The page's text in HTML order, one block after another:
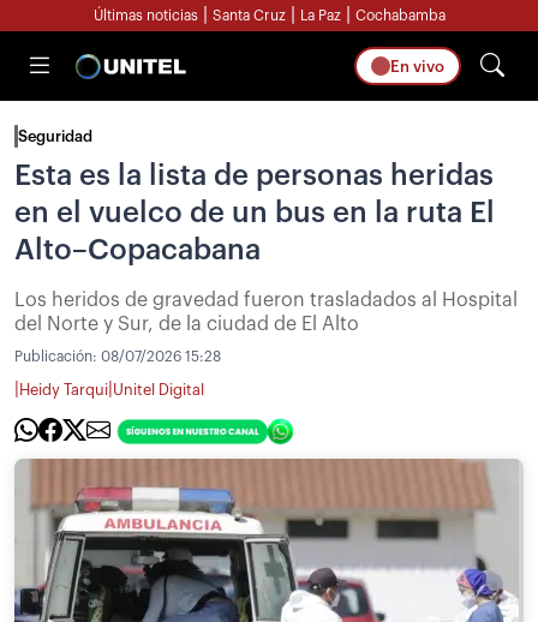
Últimas noticias Santa Cruz La Paz Cochabamba
En vivo
Seguridad
Esta es la lista de personas heridas
en el vuelco de un bus en la ruta El
Alto–Copacabana
Los heridos de gravedad fueron trasladados al Hospital
del Norte y Sur, de la ciudad de El Alto
Publicación: 08/07/2026 15:28
Heidy Tarqui Unitel Digital